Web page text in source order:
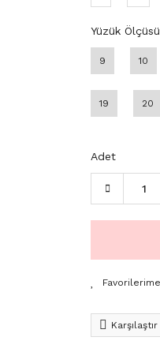
Yüzük Ölçüsü
9 10
19 20
Adet
Karşılaştır